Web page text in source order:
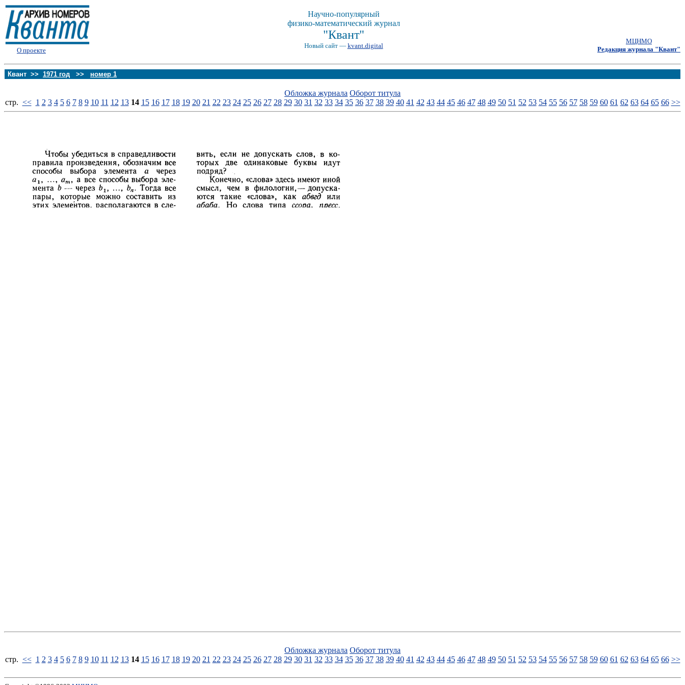
О проекте
Научно-популярный
физико-математический журнал
"Квант"
Новый сайт — kvant.digital
МЦНМО
Редакция журнала "Квант"
Квант >> 1971 год >> номер 1
Обложка журнала Оборот титула
стp. << 1 2 3 4 5 6 7 8 9 10 11 12 13 14 15 16 17 18 19 20 21 22 23 24 25 26 27 28 29 30 31 32 33 34 35 36 37 38 39 40 41 42 43 44 45 46 47 48 49 50 51 52 53 54 55 56 57 58 59 60 61 62 63 64 65 66 >>
Обложка журнала Оборот титула
стp. << 1 2 3 4 5 6 7 8 9 10 11 12 13 14 15 16 17 18 19 20 21 22 23 24 25 26 27 28 29 30 31 32 33 34 35 36 37 38 39 40 41 42 43 44 45 46 47 48 49 50 51 52 53 54 55 56 57 58 59 60 61 62 63 64 65 66 >>